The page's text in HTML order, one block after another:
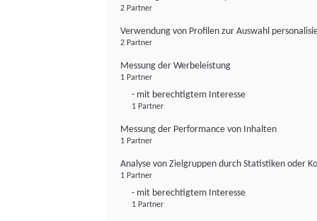
2 Partner
Verwendung von Profilen zur Auswahl
2 Partner
Messung der Werbeleistung
1 Partner
- mit berechtigtem Interesse
1 Partner
Messung der Performance von Inhalten
1 Partner
Analyse von Zielgruppen durch Statistiken oder
1 Partner
- mit berechtigtem Interesse
1 Partner